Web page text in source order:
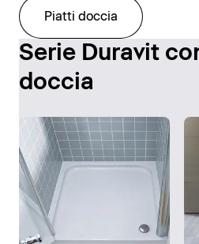
Piatti doccia
Serie Duravit
doccia